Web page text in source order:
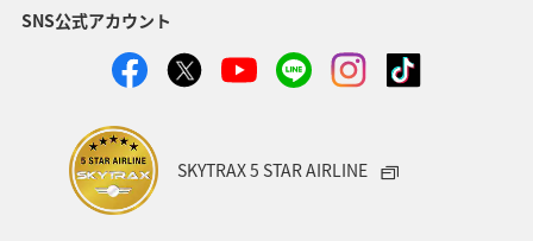
ショッピング＆ライフ
春 年末年始 クリスマス
SNS公式アカウント
SKYTRAX 5 STAR AIRLINE